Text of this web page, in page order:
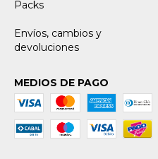
Packs
Envíos, cambios y
devoluciones
MEDIOS DE PAGO